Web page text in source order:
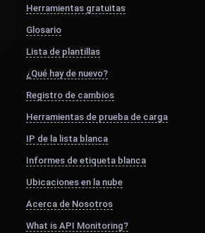
Herramientas gratuitas
Glosario
Lista de plantillas
¿Qué hay de nuevo?
Registro de cambios
Herramientas de prueba de carga
IP de la lista blanca
Informes de etiqueta blanca
Ubicaciones en la nube
Acerca de Nosotros
What is API Monitoring?